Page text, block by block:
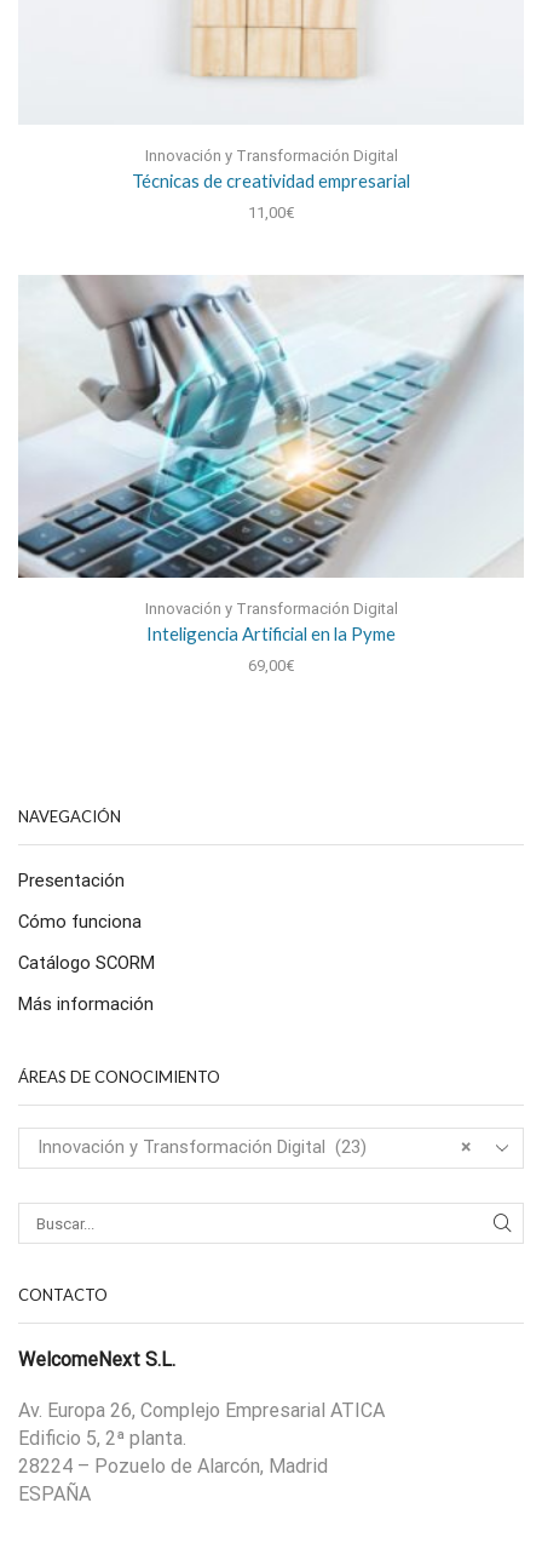
Innovación y Transformación Digital
Técnicas de creatividad empresarial
11,00€
Innovación y Transformación Digital
Inteligencia Artificial en la Pyme
69,00€
NAVEGACIÓN
Presentación
Cómo funciona
Catálogo SCORM
Más información
ÁREAS DE CONOCIMIENTO
×
Innovación y Transformación Digital (23)
CONTACTO
WelcomeNext S.L.
Av. Europa 26, Complejo Empresarial ATICA
Edificio 5, 2ª planta.
28224 – Pozuelo de Alarcón, Madrid
ESPAÑA